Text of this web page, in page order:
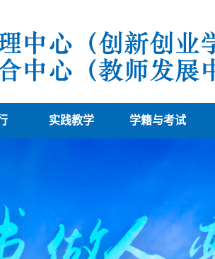
实践教学 学籍与考试